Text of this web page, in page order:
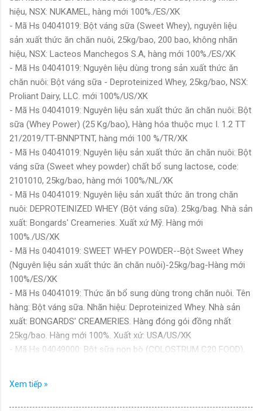
hiệu, NSX: NUKAMEL, hàng mới 100%./ES/XK
- Mã Hs 04041019: Bột váng sữa (Sweet Whey), nguyên liệu
sản xuất thức ăn chăn nuôi, 25kg/bao, 200 bao, không nhãn
hiệu, NSX: Lacteos Manchegos S.A, hàng mới 100%./ES/XK
- Mã Hs 04041019: Nguyên liệu dùng trong sản xuất thức ăn
chăn nuôi: Bột váng sữa - Deproteinized Whey, 25kg/bao, NSX:
Proliant Dairy, LLC. mới 100%/US/XK
- Mã Hs 04041019: Nguyên liệu sản xuất thức ăn chăn nuôi: Bột
sữa (Whey Power) (25 Kg/bao), Hàng hóa thuộc mục I. 1.2 TT
21/2019/TT-BNNPTNT, hàng mới 100 %/TR/XK
- Mã Hs 04041019: Nguyên liệu sản xuất thức ăn chăn nuôi: Bột
váng sữa (Sweet whey powder) chất bổ sung lactose, code:
2101010, 25kg/bao, hàng mới 100%/NL/XK
- Mã Hs 04041019: Nguyên liệu sản xuất thức ăn trong chăn
nuôi: DEPROTEINIZED WHEY (Bột váng sữa). 25kg/bag. Nhà sản
xuất: Bongards' Creameries. Xuất xứ Mỹ. Hàng mới
100%./US/XK
- Mã Hs 04041019: SWEET WHEY POWDER--Bột Sweet Whey
(Nguyên liệu sản xuất thức ăn chăn nuôi)-25kg/bag-Hàng mới
100%/ES/XK
- Mã Hs 04041019: Thức ăn bổ sung dùng trong chăn nuôi. Tên
hàng: Bột váng sữa. Nhãn hiệu: Deproteinized Whey. Nhà sản
xuất: BONGARDS' CREAMERIES. Hàng đóng gói đồng nhất
25kg/bao. Hàng mới 100%. Xuất xứ: USA/US/XK
- Mã Hs 04049000: Bột sữa non bò (COLOSTRUM C20 FOOD),
NSX:10/2025, HSD:10/2027/NL/XK
- Mã Hs 04049000: Bột sữa non bò (COLOSTRUM C20 FOOD),
Xem tiếp »